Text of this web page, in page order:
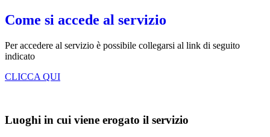
Come si accede al servizio
Per accedere al servizio è possibile collegarsi al link di seguito
indicato
CLICCA QUI
Luoghi in cui viene erogato il servizio